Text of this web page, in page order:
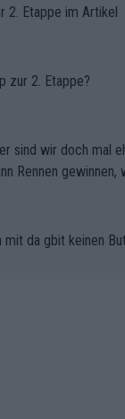
– ein
sicher als der
Geschichte
einmal den
Luft" schenkt, ist
uns liegt
hat
müssen jetzt
2. Etappe im Artikel
zur 2. Etappe?
sind wir doch mal
Rennen
da gbit keinen